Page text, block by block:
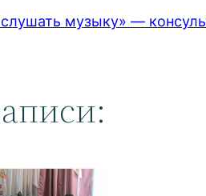
музыку» —